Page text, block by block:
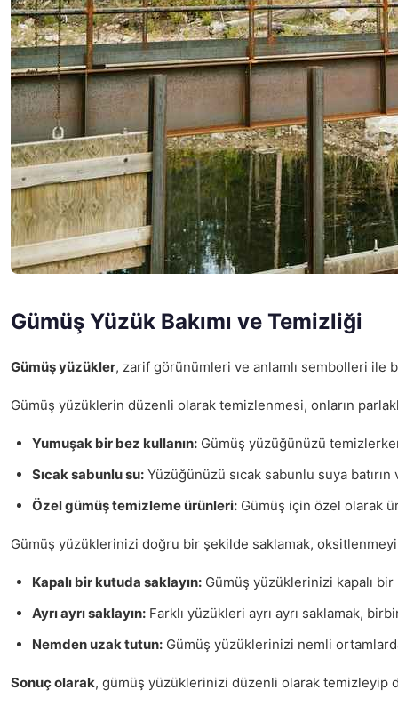
Gümüş Yüzük Bakımı ve Temizliği
Gümüş yüzükler, zarif görünümleri ve anlamlı sembolleri ile
Gümüş yüzüklerin düzenli olarak temizlenmesi, onların
Yumuşak bir bez kullanın: Gümüş yüzüğünüzü
Sıcak sabunlu su: Yüzüğünüzü sıcak sabunlu suya
Özel gümüş temizleme ürünleri: Gümüş için özel olarak
Gümüş yüzüklerinizi doğru bir şekilde saklamak,
Kapalı bir kutuda saklayın: Gümüş yüzüklerinizi kapalı
Ayrı ayrı saklayın: Farklı yüzükleri ayrı ayrı saklamak,
Nemden uzak tutun: Gümüş yüzüklerinizi nemli
Sonuç olarak, gümüş yüzüklerinizi düzenli olarak temizleyip